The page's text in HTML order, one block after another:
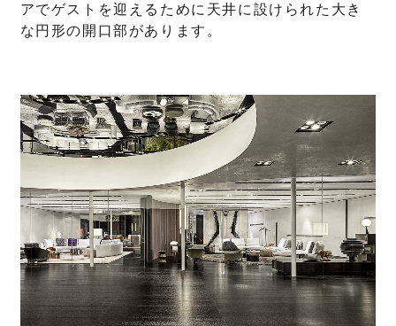
アでゲストを迎えるために天井に設けられた大き
な円形の開口部があります。